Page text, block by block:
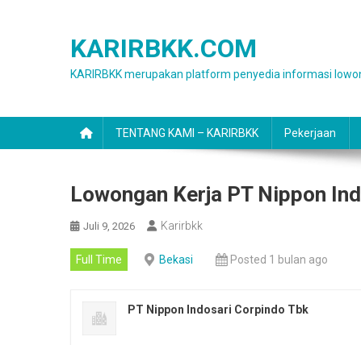
KARIRBKK.COM
KARIRBKK merupakan platform penyedia informasi
TENTANG KAMI – KARIRBKK Pekerjaan
Lowongan Kerja PT Nippon
Juli 9, 2026 Karirbkk
Full Time Bekasi Posted 1 bulan ago
PT Nippon Indosari Corpindo Tbk